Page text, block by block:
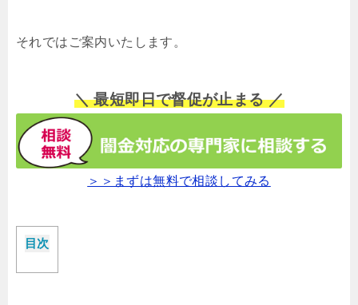
それではご案内いたします。
＼ 最短即日で督促が止まる ／
＞＞まずは無料で相談してみる
目次